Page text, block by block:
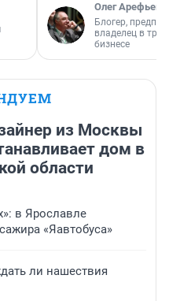
Олег Арефьев
Блогер,
владелец в
бизнесе
из Москвы
дом в
области
в Ярославле
«Яавтобуса»
ли нашествия